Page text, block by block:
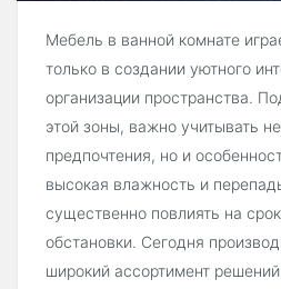
Мебель в ванной комнате
только в создании уютного
организации пространства.
этой зоны, важно учитывать
предпочтения, но и
высокая влажность и
существенно повлиять на
обстановки. Сегодня
широкий ассортимент